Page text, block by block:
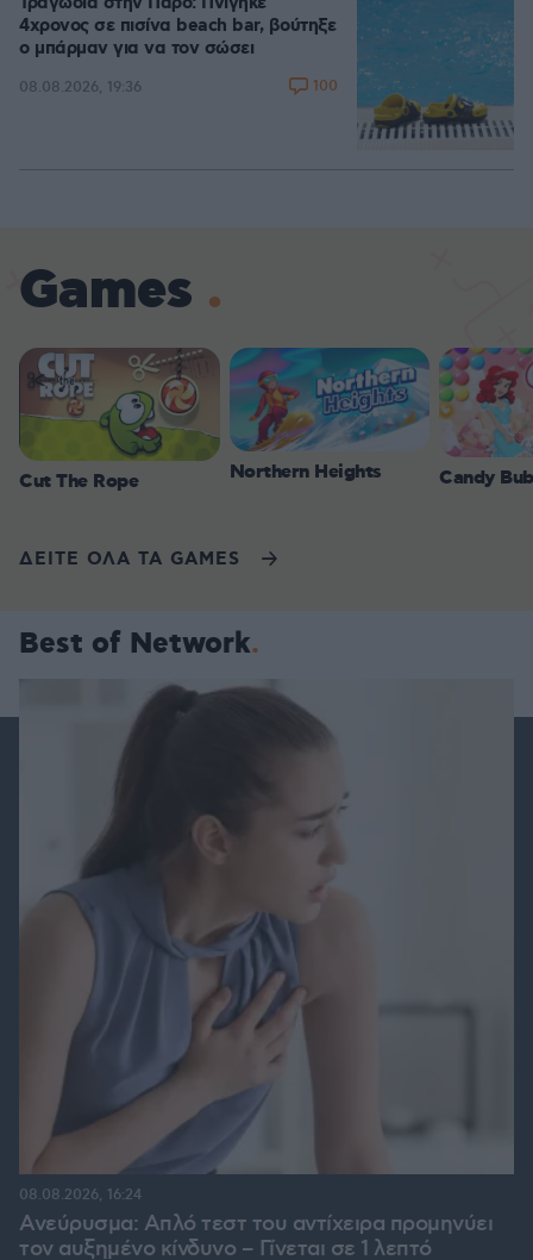
4χρονος σε πισίνα beach bar, βούτηξε
ο μπάρμαν για να τον σώσει
08.08.2026, 19:36 100
Games
Cut The Rope Northern Heights Candy
ΔΕΙΤΕ ΟΛΑ ΤΑ GAMES
Best of Network
Ανεύρυσμα: Απλό τεστ του αντίχειρα προμηνύει
τον αυξημένο κίνδυνο – Γίνεται σε 1 λεπτό
08.08.2026, 16:24